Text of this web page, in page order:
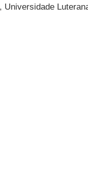
, Universidade